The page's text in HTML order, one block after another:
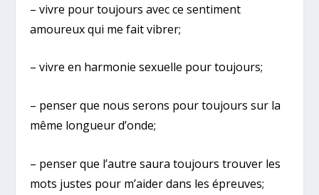
– vivre pour toujours avec ce sentiment
amoureux qui me fait vibrer;
– vivre en harmonie sexuelle pour toujours;
– penser que nous serons pour toujours sur la
même longueur d’onde;
– penser que l’autre saura toujours trouver les
mots justes pour m’aider dans les épreuves;